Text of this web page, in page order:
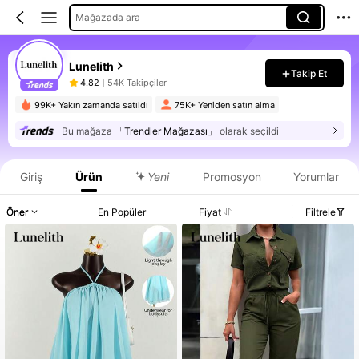
Mağazada ara
Lunelith
4.82 54K Takipçiler
Takip Et
99K+ Yakın zamanda satıldı 75K+ Yeniden satın alma
Bu mağaza 「Trendler Mağazası」 olarak seçildi
Giriş Ürün Yeni Promosyon Yorumlar
Öner En Popüler Fiyat Filtrele